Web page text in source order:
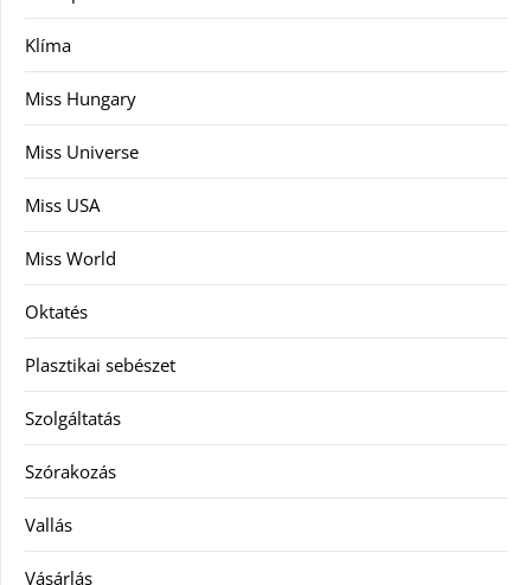
Klíma
Miss Hungary
Miss Universe
Miss USA
Miss World
Oktatés
Plasztikai sebészet
Szolgáltatás
Szórakozás
Vallás
Vásárlás